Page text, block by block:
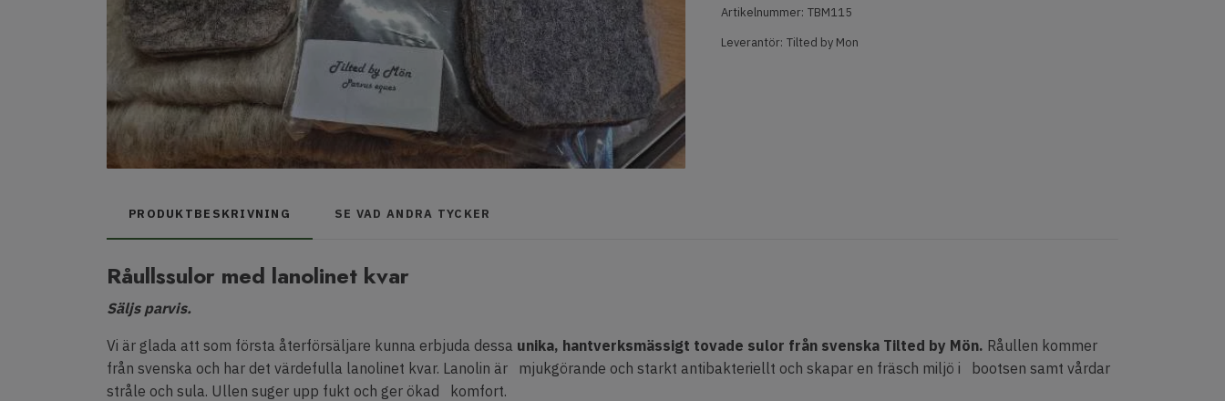
Artikelnummer: TBM115
Leverantör: Tilted by Mon
PRODUKTBESKRIVNING SE VAD ANDRA TYCKER
Råullssulor med lanolinet kvar
Säljs parvis.
Vi är glada att som första återförsäljare kunna erbjuda dessa unika, hantverksmässigt tovade sulor från svenska Tilted by Mön. Råullen kommer
från svenska och har det värdefulla lanolinet kvar. Lanolin är mjukgörande och starkt antibakteriellt och skapar en fräsch miljö i bootsen samt vårdar
stråle och sula. Ullen suger upp fukt och ger ökad komfort.